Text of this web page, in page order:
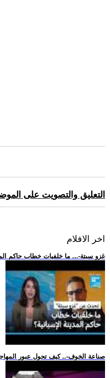
التعليق والتصويت على
اخر الافلام
.. -غزو سبتة-... ما خلفيات خطاب حاكم
.. -صناعة الخوف-.. كيف تحول عبور